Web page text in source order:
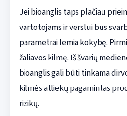
Jei bioanglis taps plačiau
vartotojams ir verslui bus
parametrai lemia kokybę.
žaliavos kilmę. Iš švarių
bioanglis gali būti tinkama
kilmės atliekų pagamintas
rizikų.